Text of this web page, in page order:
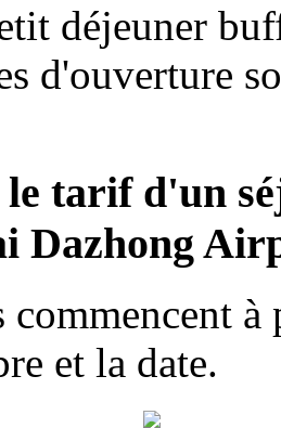
déjeuner
d'ouverture
le tarif d'un
Dazhong
commencent
et la date.